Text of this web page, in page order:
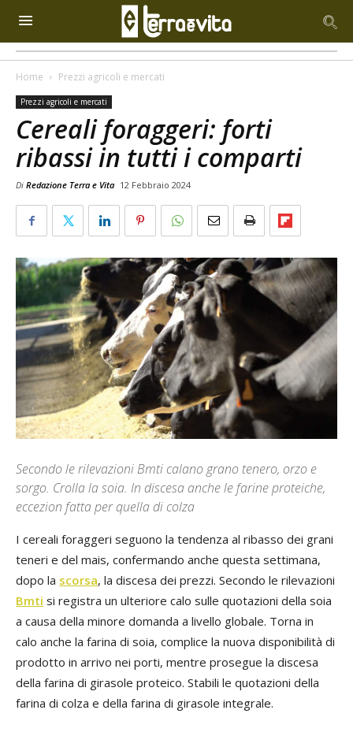
Home Prezzi agricoli e mercati
Prezzi agricoli e mercati
Cereali foraggeri: forti
ribassi in tutti i comparti
Di Redazione Terra e Vita 12 Febbraio 2024
Secondo le rilevazioni Bmti calano grano tenero, orzo e
sorgo. Crolla la soia. In discesa anche le farine proteiche,
eccezion fatta per quella di colza
I cereali foraggeri seguono la tendenza al ribasso dei grani
teneri e del mais, confermando anche questa settimana,
dopo la scorsa, la discesa dei prezzi. Secondo le rilevazioni
Bmti si registra un ulteriore calo sulle quotazioni della soia
a causa della minore domanda a livello globale. Torna in
calo anche la farina di soia, complice la nuova disponibilità di
prodotto in arrivo nei porti, mentre prosegue la discesa
della farina di girasole proteico. Stabili le quotazioni della
farina di colza e della farina di girasole integrale.